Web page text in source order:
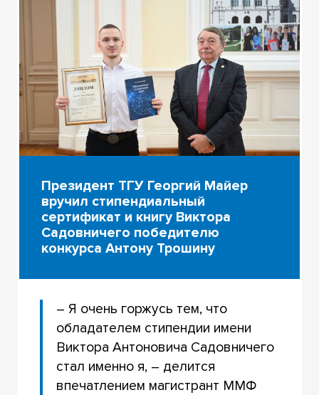
Президент ТГУ Георгий Майер
вручил стипендиальный
сертификат и книгу Виктора
Садовничего победителю
конкурса Антону Трошину
– Я очень горжусь тем, что
обладателем стипендии имени
Виктора Антоновича Садовничего
стал именно я, – делится
впечатлением магистрант ММФ